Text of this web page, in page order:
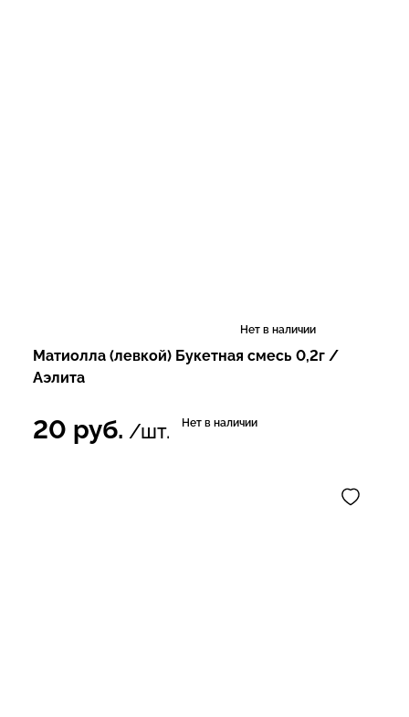
Нет в наличии
Матиолла (левкой) Букетная смесь 0,2г /
Аэлита
20 руб. /шт. Нет в наличии